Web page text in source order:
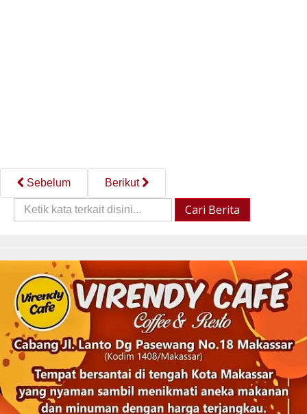
Sebelum
Berikut
Cari
Berita::
Cari Berita